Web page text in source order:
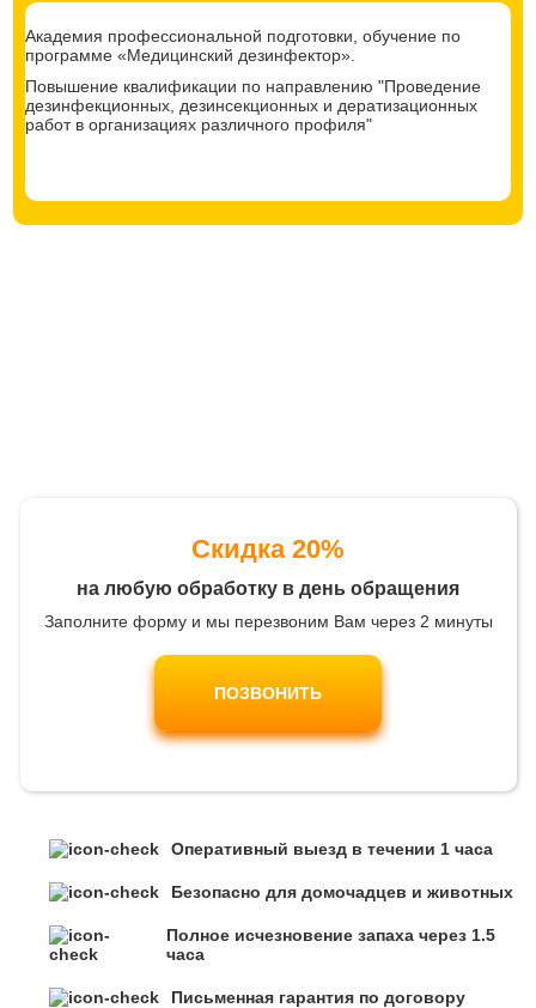
Академия профессиональной подготовки, обучение по
программе «Медицинский дезинфектор».
Повышение квалификации по направлению "Проведение
дезинфекционных, дезинсекционных и дератизационных
работ в организациях различного профиля"
Скидка 20%
на любую обработку в день обращения
Заполните форму и мы перезвоним Вам через 2 минуты
ПОЗВОНИТЬ
Оперативный выезд в течении 1 часа
Безопасно для домочадцев и животных
Полное исчезновение запаха через 1.5
часа
Письменная гарантия по договору